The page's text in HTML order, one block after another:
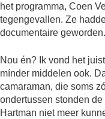
het programma, Coen
tegengevallen. Ze
documentaire geworden.
Nou én? Ik vond het
mínder middelen ook.
camaraman, die soms
ondertussen stonden
Hartman niet meer